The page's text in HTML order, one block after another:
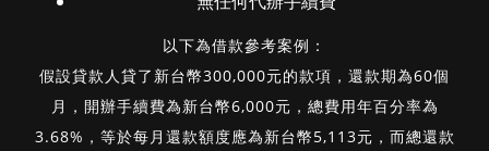
以下為借款參考案例：
假設貸款人貸了新台幣300,000元的款項，還款期為60個
月，開辦手續費為新台幣6,000元，總費用年百分率為
3.68%，等於每月還款額度應為新台幣5,113元，而總還款